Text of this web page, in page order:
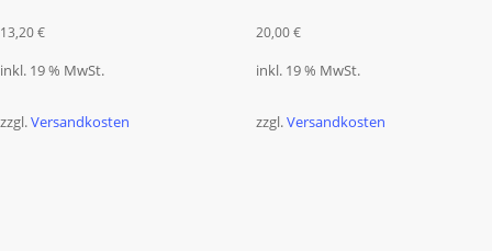
13,20€
inkl. 19 % MwSt.
zzgl.Versandkosten
20,00€
inkl. 19 % MwSt.
zzgl.Versandkosten